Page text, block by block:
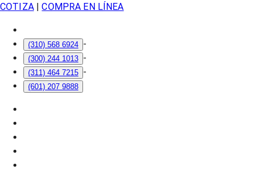
COTIZA| COMPRA EN LÍNEA
(310) 568 6924 -
(300) 244 1013 -
(311) 464 7215 -
(601) 207 9888